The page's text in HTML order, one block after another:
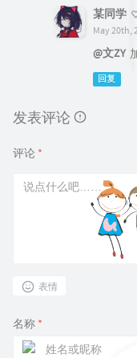
某同学
May 20th,
@文ZY
回复
发表评论
评论 *
表情
名称 *